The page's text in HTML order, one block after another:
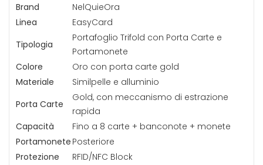
Portafoglio Trifold con Porta Carte e Monete EasyCard
Soft Touch Nero/Silver – NelQuieOra
24,90 €
Portafoglio e Porta Carte EasyCard Arancione –
NelQuieOra
29,90 €
Brand
NelQuieOra
Linea
EasyCard
Tipologia
Portafoglio Trifold con Porta Carte e
Portamonete
Colore
Oro con porta carte gold
Materiale
Similpelle e alluminio
Porta Carte
Gold, con meccanismo di estrazione
rapida
Capacità
Fino a 8 carte + banconote + monete
Portamonete Posteriore
Protezione
RFID/NFC Block